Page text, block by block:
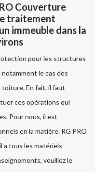
Couverture
traitement
immeuble dans la
pour les structures
le cas des
En fait, il faut
ces opérations qui
Pour nous, il est
en la matière. RG PRO
a tous les matériels
veuillez le